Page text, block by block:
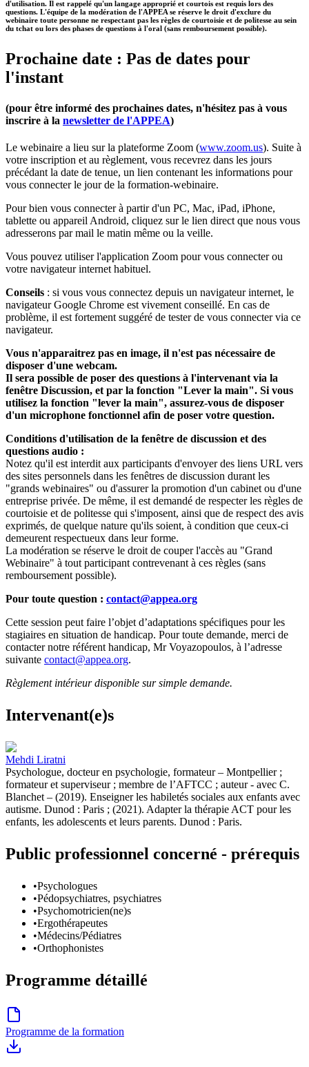
d'utilisation. Il est rappelé qu'un langage approprié et courtois est requis lors des
questions. L'équipe de la modération de l'APPEA se réserve le droit d'exclure du
webinaire toute personne ne respectant pas les règles de courtoisie et de politesse au sein
du tchat ou lors des phases de questions à l'oral (sans remboursement possible).
Prochaine date : Pas de dates pour
l'instant
(pour être informé des prochaines dates, n'hésitez pas à vous
inscrire à la newsletter de l'APPEA)
Le webinaire a lieu sur la plateforme Zoom (www.zoom.us). Suite à
votre inscription et au règlement, vous recevrez dans les jours
précédant la date de tenue, un lien contenant les informations pour
vous connecter le jour de la formation-webinaire.
Pour bien vous connecter à partir d'un PC, Mac, iPad, iPhone,
tablette ou appareil Android, cliquez sur le lien direct que nous vous
adresserons par mail le matin même ou la veille.
Vous pouvez utiliser l'application Zoom pour vous connecter ou
votre navigateur internet habituel.
Conseils : si vous vous connectez depuis un navigateur internet, le
navigateur Google Chrome est vivement conseillé. En cas de
problème, il est fortement suggéré de tester de vous connecter via ce
navigateur.
Vous n'apparaitrez pas en image, il n'est pas nécessaire de
disposer d'une webcam.
Il sera possible de poser des questions à l'intervenant via la
fenêtre Discussion, et par la fonction "Lever la main". Si vous
utilisez la fonction "lever la main", assurez-vous de disposer
d'un microphone fonctionnel afin de poser votre question.
Conditions d'utilisation de la fenêtre de discussion et des
questions audio :
Notez qu'il est interdit aux participants d'envoyer des liens URL vers
des sites personnels dans les fenêtres de discussion durant les
"grands webinaires" ou d'assurer la promotion d'un cabinet ou d'une
entreprise privée. De même, il est demandé de respecter les règles de
courtoisie et de politesse qui s'imposent, ainsi que de respect des avis
exprimés, de quelque nature qu'ils soient, à condition que ceux-ci
demeurent respectueux dans leur forme.
La modération se réserve le droit de couper l'accès au "Grand
Webinaire" à tout participant contrevenant à ces règles (sans
remboursement possible).
Pour toute question : contact@appea.org
Cette session peut faire l’objet d’adaptations spécifiques pour les
stagiaires en situation de handicap. Pour toute demande, merci de
contacter notre référent handicap, Mr Voyazopoulos, à l’adresse
suivante contact@appea.org.
Règlement intérieur disponible sur simple demande.
Intervenant(e)s
Mehdi Liratni
Psychologue, docteur en psychologie, formateur – Montpellier ;
formateur et superviseur ; membre de l’AFTCC ; auteur - avec C.
Blanchet – (2019). Enseigner les habiletés sociales aux enfants avec
autisme. Dunod : Paris ; (2021). Adapter la thérapie ACT pour les
enfants, les adolescents et leurs parents. Dunod : Paris.
Public professionnel concerné - prérequis
•Psychologues
•Pédopsychiatres, psychiatres
•Psychomotricien(ne)s
•Ergothérapeutes
•Médecins/Pédiatres
•Orthophonistes
Programme détaillé
Programme de la formation